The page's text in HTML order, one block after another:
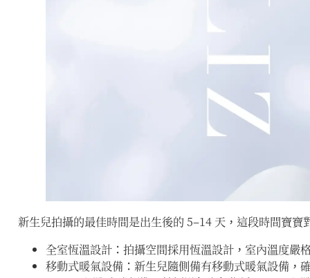
新生兒拍攝的最佳時間是出生後的 5–14 天，這段時間寶
全室恆溫設計：拍攝空間採用恆溫設計，室內溫度
移動式暖氣設備：新生兒隨側備有移動式暖氣設備，